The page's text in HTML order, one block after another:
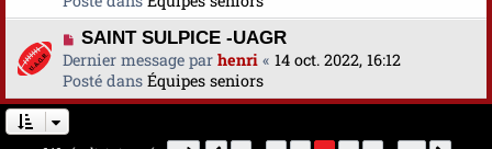
s
a
g
e
m
e
s
s
a
v
e
a
u
m
s
N
o
u
v
SAINT SULPICE -UAGR
Dernier message par henri « 14 oct. 2022, 16:12
Posté dans Équipes seniors